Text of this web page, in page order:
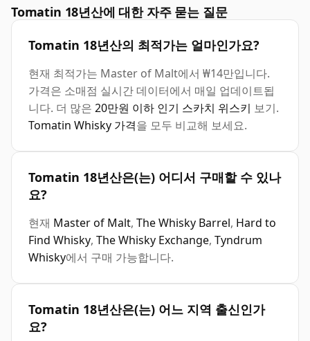
Tomatin 18년산에 대한 자주 묻는 질문
Tomatin 18년산의 최적가는 얼마인가요?
현재 최적가는 Master of Malt에서 ₩14만입니다.
가격은 소매점 실시간 데이터에서 매일 업데이트됩
니다. 더 많은 20만원 이하 인기 스카치 위스키 보기.
Tomatin Whisky 가격을 모두 비교해 보세요.
Tomatin 18년산은(는) 어디서 구매할 수 있나
요?
현재 Master of Malt, The Whisky Barrel, Hard to
Find Whisky, The Whisky Exchange, Tyndrum
Whisky에서 구매 가능합니다.
Tomatin 18년산은(는) 어느 지역 출신인가
요?